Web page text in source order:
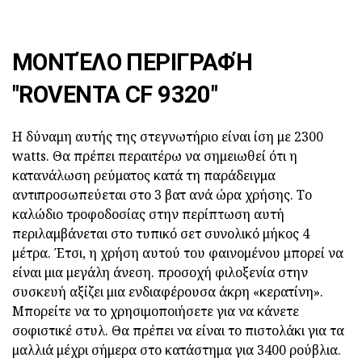
ΜΟΝΤΈΛΟ ΠΕΡΙΓΡΑΦΉ
"ROVENTA CF 9320"
Η δύναμη αυτής της στεγνωτήριο είναι ίση με 2300
watts. Θα πρέπει περαιτέρω να σημειωθεί ότι η
κατανάλωση ρεύματος κατά τη παράδειγμα
αντιπροσωπεύεται στο 3 βατ ανά ώρα χρήσης. Το
καλώδιο τροφοδοσίας στην περίπτωση αυτή
περιλαμβάνεται στο τυπικό σετ συνολικό μήκος 4
μέτρα. Έτσι, η χρήση αυτού του φαινομένου μπορεί να
είναι μια μεγάλη άνεση. προσοχή φιλοξενία στην
συσκευή αξίζει μια ενδιαφέρουσα άκρη «κερατίνη».
Μπορείτε να το χρησιμοποιήσετε για να κάνετε
σοφιστικέ στυλ. Θα πρέπει να είναι το πιστολάκι για τα
μαλλιά μέχρι σήμερα στο κατάστημα για 3400 ρούβλια.